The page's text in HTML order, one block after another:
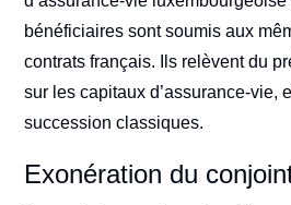
bénéficiaires sont soumis aux
contrats français. Ils relèvent du
sur les capitaux d’assurance-vie,
succession classiques.
Exonération du